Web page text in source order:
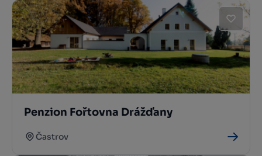
Penzion Fořtovna Drážďany
Častrov